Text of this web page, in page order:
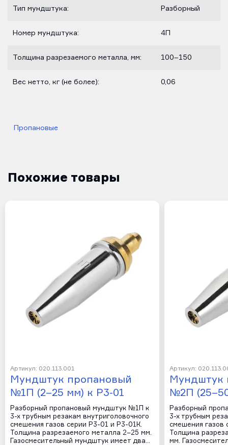
Тип мундштука: Разборный
Номер мундштука: 4П
Толщина разрезаемого металла, мм: 100–150
Вес нетто, кг (не более): 0,06
Пропановые
Похожие товары
Артикул: 020.113.001
Мундштук пропановый
№1П (2–25 мм) к Р3-01
Разборный пропановый мундштук №1П к
3-х трубным резакам внутриголовочного
смешения газов серии Р3-01 и Р3-01К.
Толщина разрезаемого металла 2–25 мм.
Газосмесительный мундштук имеет два…
Артикул:
Мундштук
№2П
Разборный
3-х трубным
смешения газов
Толщина
мм.